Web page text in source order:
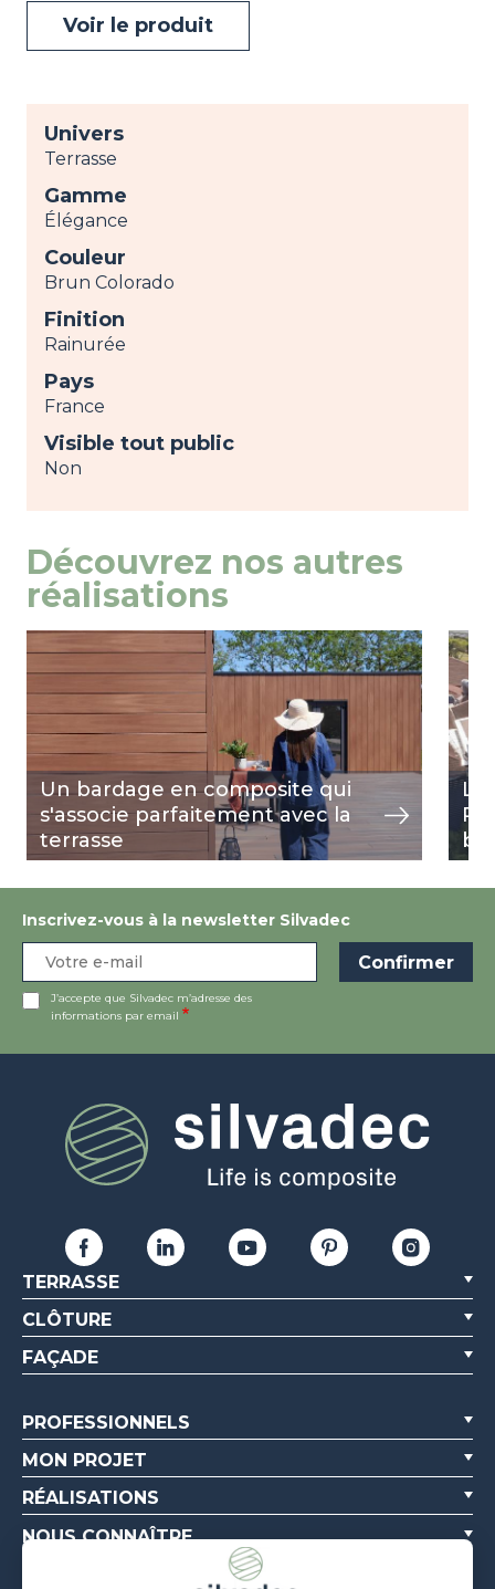
Voir le produit
Univers
Terrasse
Gamme
Élégance
Couleur
Brun Colorado
Finition
Rainurée
Pays
France
Visible tout public
Non
Découvrez nos autres
réalisations
Un bardage en composite qui
s'associe parfaitement avec la
terrasse
Image
La
voir
Inscrivez-vous à la newsletter Silvadec
J’accepte que Silvadec m’adresse des
informations par email
TERRASSE
CLÔTURE
FAÇADE
PROFESSIONNELS
MON PROJET
RÉALISATIONS
NOUS CONNAÎTRE